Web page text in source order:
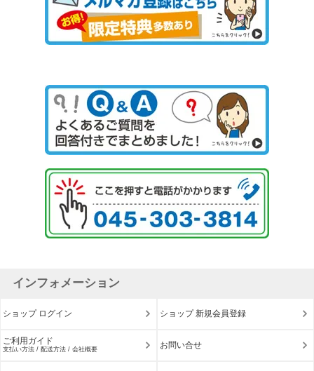
インフォメーション
ショップ ログイン ショップ 新規会員登録
ご利用ガイド
支払い方法 / 配送方法 / 会社概要 お問い合せ